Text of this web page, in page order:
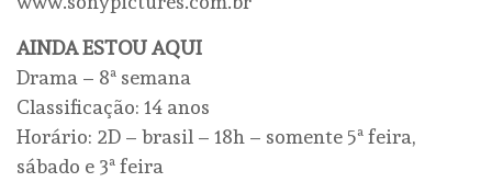
AINDA ESTOU AQUI
Drama – 8ª semana
Classificação: 14 anos
Horário: 2D – brasil – 18h – somente 5ª feira,
sábado e 3ª feira